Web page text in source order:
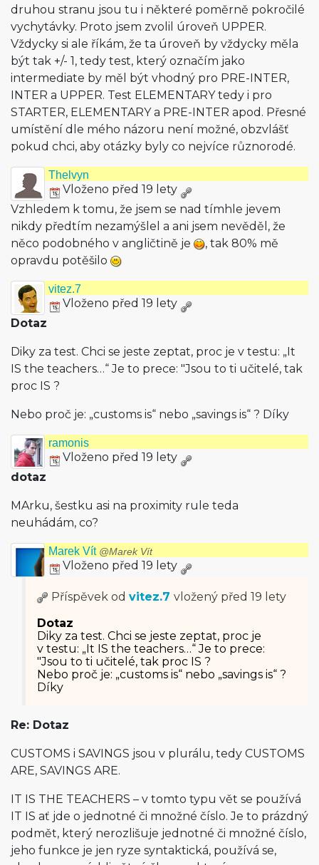
druhou stranu jsou tu i některé poměrně pokročilé
vychytávky. Proto jsem zvolil úroveň UPPER.
Vždycky si ale říkám, že ta úroveň by vždycky měla
být tak +/- 1, tedy test, který označím jako
intermediate by měl být vhodný pro PRE-INTER,
INTER a UPPER. Test ELEMENTARY tedy i pro
STARTER, ELEMENTARY a PRE-INTER apod. Přesné
umístění dle mého názoru není možné, obzvlášť
pokud chci, aby otázky byly co nejvíce různorodé.
Thelvyn
Vloženo před 19 lety
Vzhledem k tomu, že jsem se nad tímhle jevem
nikdy předtím nezamýšlel a ani jsem nevěděl, že
něco podobného v angličtině je
, tak 80% mě
opravdu potěšilo
vitez.7
Vloženo před 19 lety
Dotaz
Diky za test. Chci se jeste zeptat, proc je v testu: „It
IS the teachers…“ Je to prece: "Jsou to ti učitelé, tak
proc IS ?
Nebo proč je: „customs is“ nebo „savings is“ ? Díky
ramonis
Vloženo před 19 lety
dotaz
MArku, šestku asi na proximity rule teda
neuhádám, co?
Marek Vít @Marek Vít
Vloženo před 19 lety
Příspěvek od vitez.7 vložený před 19 lety
Dotaz
Diky za test. Chci se jeste zeptat, proc je
v testu: „It IS the teachers…“ Je to prece:
"Jsou to ti učitelé, tak proc IS ?
Nebo proč je: „customs is“ nebo „savings is“ ?
Díky
Re: Dotaz
CUSTOMS i SAVINGS jsou v plurálu, tedy CUSTOMS
ARE, SAVINGS ARE.
IT IS THE TEACHERS – v tomto typu vět se používá
IT IS ať jde o jednotné či množné číslo. Je to prázdný
podmět, který nerozlišuje jednotné či množné číslo,
jeho funkce je jen ryze syntaktická, používá se,